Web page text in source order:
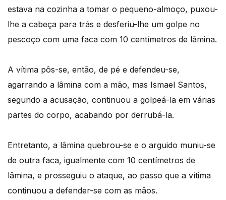
estava na cozinha a tomar o pequeno-almoço, puxou-
lhe a cabeça para trás e desferiu-lhe um golpe no
pescoço com uma faca com 10 centímetros de lâmina.
A vítima pôs-se, então, de pé e defendeu-se,
agarrando a lâmina com a mão, mas Ismael Santos,
segundo a acusação, continuou a golpeá-la em várias
partes do corpo, acabando por derrubá-la.
Entretanto, a lâmina quebrou-se e o arguido muniu-se
de outra faca, igualmente com 10 centímetros de
lâmina, e prosseguiu o ataque, ao passo que a vítima
continuou a defender-se com as mãos.